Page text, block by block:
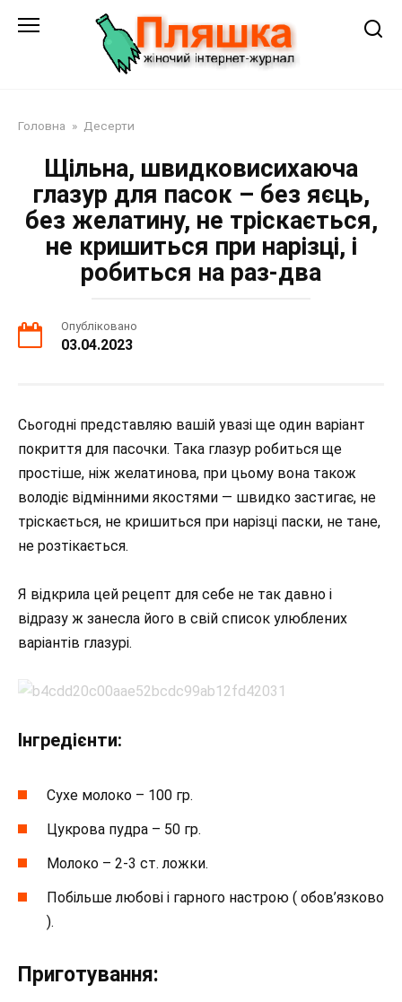
Головна » Десерти
Щільна, швидковисихаюча
глазур для пасок – без яєць,
без желатину, не тріскається,
не кришиться при нарізці, і
робиться на раз-два
Опубліковано
03.04.2023
Сьогодні представляю вашій увазі ще один варіант
покриття для пасочки. Така глазур робиться ще
простіше, ніж желатинова, при цьому вона також
володіє відмінними якостями — швидко застигає, не
тріскається, не кришиться при нарізці паски, не тане,
не розтікається.
Я відкрила цей рецепт для себе не так давно і
відразу ж занесла його в свій список улюблених
варіантів глазурі.
Інгредієнти:
Сухе молоко – 100 гр.
Цукрова пудра – 50 гр.
Молоко – 2-3 ст. ложки.
Побільше любові і гарного настрою ( обов’язково
).
Приготування: